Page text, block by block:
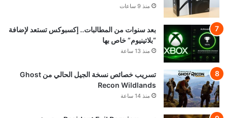
منذ 9 ساعات
بعد سنوات من المطالبات.. إكسبوكس تستعد لإضافة
“بلاتينيوم” خاص بها
منذ 13 ساعة
تسريب خصائص نسخة الجيل الحالي من Ghost
Recon Wildlands
منذ 14 ساعة